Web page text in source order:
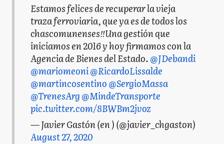
Estamos felices de recuperar la vieja
traza ferroviaria, que ya es de todos los
chascomunenses‼️Una gestión que
iniciamos en 2016 y hoy firmamos con la
Agencia de Bienes del Estado.@JDebandi
@mariomeoni@RicardoLissalde
@martincosentino@SergioMassa
@TrenesArg@MindeTransporte
pic.twitter.com/8BWBm2jvoz
— Javier Gastón (en ) (@javier_chgaston)
August 27, 2020